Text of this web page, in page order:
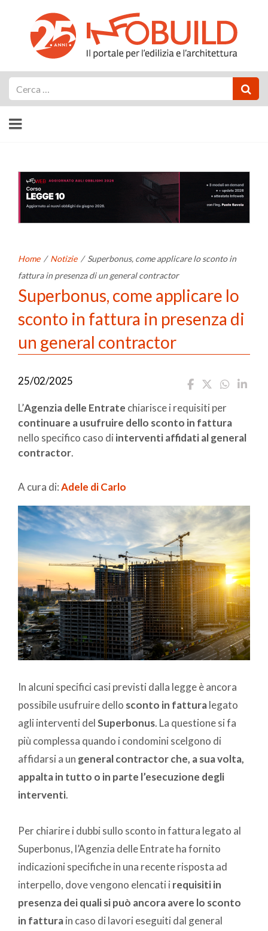
Home / Notizie / Superbonus, come applicare lo sconto in
fattura in presenza di un general contractor
Superbonus, come applicare lo
sconto in fattura in presenza di
un general contractor
25/02/2025
L’Agenzia delle Entrate chiarisce i requisiti per
continuare a usufruire dello sconto in fattura
nello specifico caso di interventi affidati al general
contractor.
A cura di:Adele di Carlo
In alcuni specifici casi previsti dalla legge è ancora
possibile usufruire dello sconto in fatturalegato
agli interventi delSuperbonus. La questione si fa
più complessa quando i condomini scelgono di
affidarsi a un general contractor che, a sua volta,
appalta in tutto o in parte l’esecuzione degli
interventi.
Per chiarire i dubbi sullo sconto in fattura legato al
Superbonus, l’Agenzia delle Entrate ha fornito
indicazioni specifiche in una recente risposta ad
interpello, dove vengono elencati i requisiti in
presenza dei quali si può ancora avere lo sconto
in fatturain caso di lavori eseguiti dal general